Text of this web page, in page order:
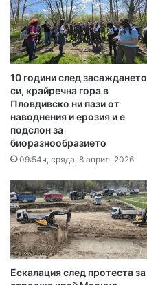
10 години след засаждането
си, крайречна гора в
Пловдивско ни пази от
наводнения и ерозия и е
подслон за
биоразнообразието
09:54ч, сряда, 8 април, 2026
Ескалация след протеста за